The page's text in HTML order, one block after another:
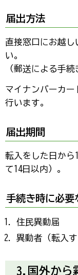
届出方法
直接窓口にお越し
い。
（郵送による手
マイナンバーカー
行います。
届出期間
転入をした日から
て14日以内）。
手続き時に必要
住民異動届
異動者（転入
3.国外から